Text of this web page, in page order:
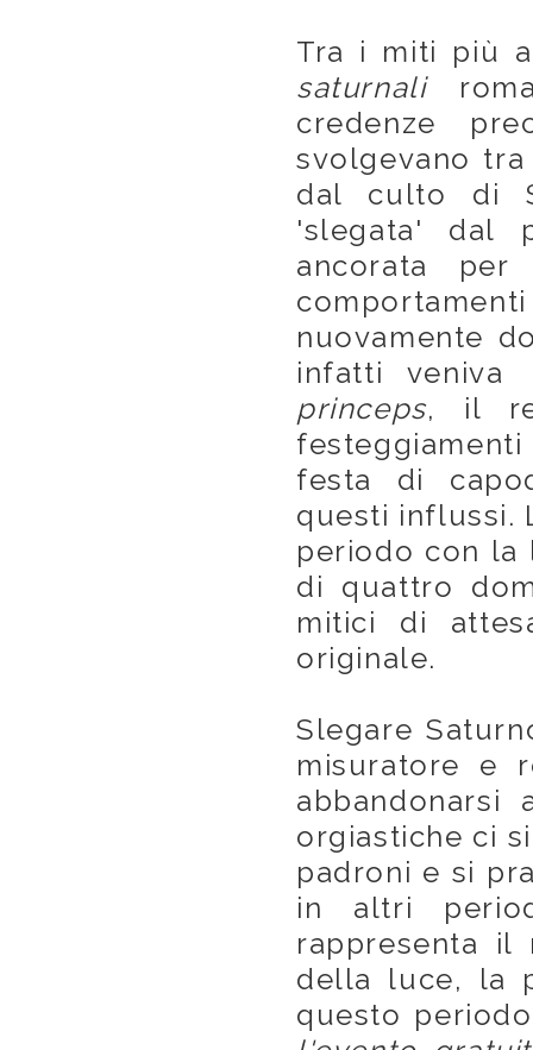
Tra i miti più
saturnali
credenze
svolgevano
dal culto di
'slegata' dal
ancorata
nuovamente
infatti
princeps, il re
festa di
questi influssi.
periodo con la
di quattro
mitici di
originale.
Slegare
misuratore e
orgiastiche ci
padroni e si
in altri
rappresenta
della luce, la
questo